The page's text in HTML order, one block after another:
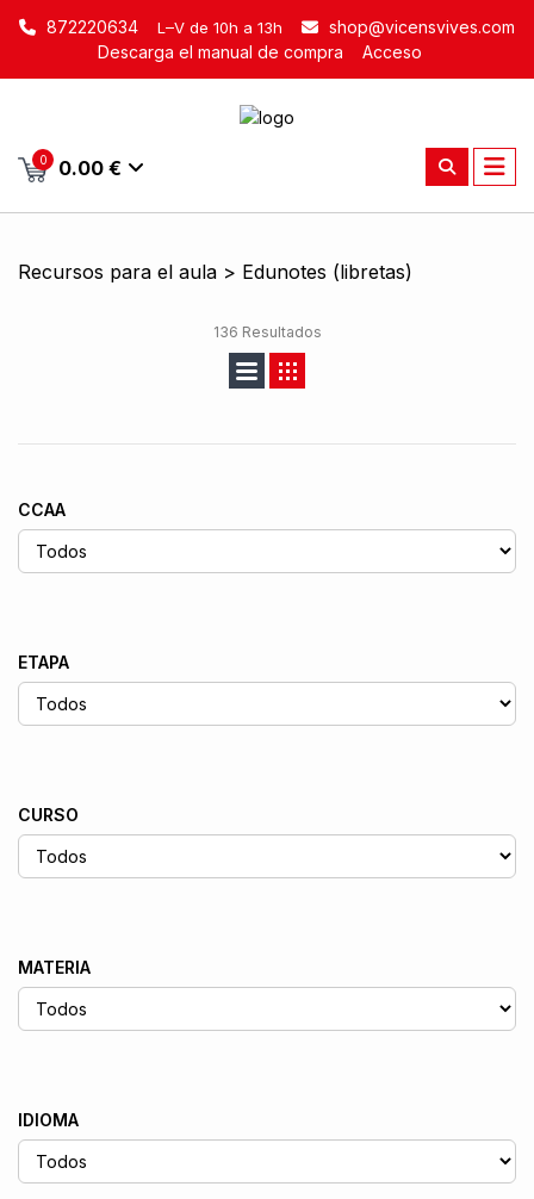
872220634 L–V de 10h a 13h
shop@vicensvives.com
Descarga el manual de compra
Acceso
0 0.00 €
Recursos para el aula > Edunotes (libretas)
136 Resultados
CCAA
ETAPA
CURSO
MATERIA
IDIOMA